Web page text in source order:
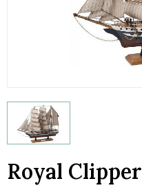
Royal Clipper